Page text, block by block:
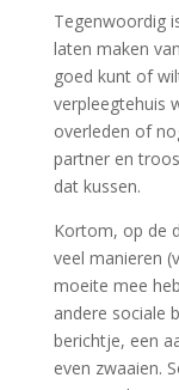
Tegenwoordig
laten maken
goed kunt of
verpleegtehuis
overleden of
partner en
dat kussen.
Kortom, op de
veel manieren
moeite mee
andere sociale
berichtje, een
even zwaaien.